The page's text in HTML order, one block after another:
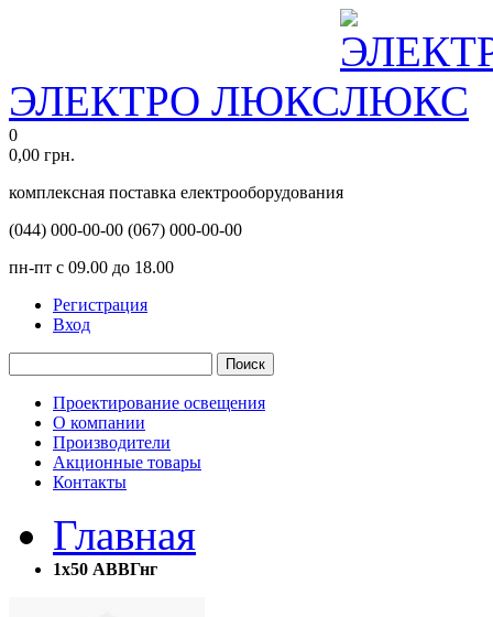
ЭЛЕКТРО ЛЮКС
0
0,00 грн.
комплексная поставка електрооборудования
(044) 000-00-00 (067) 000-00-00
пн-пт с 09.00 до 18.00
Регистрация
Вход
Поиск
Проектирование освещения
О компании
Производители
Акционные товары
Контакты
Главная
1х50 АВВГнг